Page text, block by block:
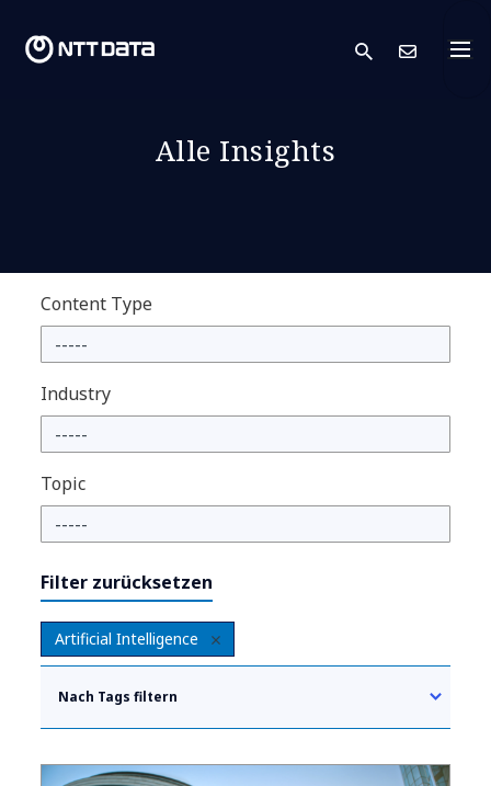
search
Alle Insights
Content Type
Industry
Topic
Filter zurücksetzen
Artificial Intelligence
Nach Tags filtern